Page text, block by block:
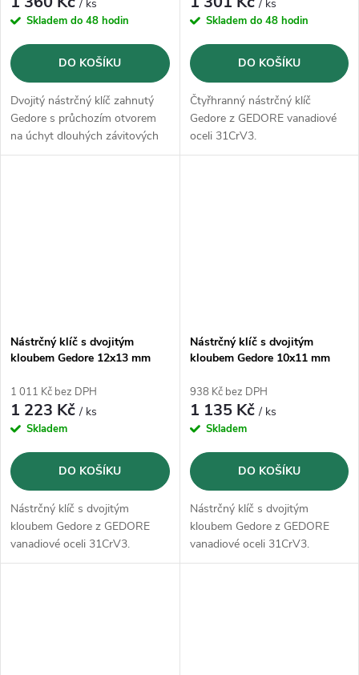
/ ks
Skladem do 48 hodin
DO KOŠÍKU
Dvojitý nástrčný klíč zahnutý
Gedore s průchozím otvorem
na úchyt dlouhých závitových
čepů na zalomené straně.
/ ks
Skladem do 48 hodin
DO KOŠÍKU
Čtyřhranný nástrčný klíč
Gedore z GEDORE vanadiové
oceli 31CrV3.
Nástrčný klíč s dvojitým
kloubem Gedore 12x13 mm
1 011 Kč bez DPH
1 223 Kč/ ks
Skladem
DO KOŠÍKU
Nástrčný klíč s dvojitým
kloubem Gedore z GEDORE
vanadiové oceli 31CrV3.
Nástrčný klíč s dvojitým
kloubem Gedore 10x11 mm
938 Kč bez DPH
1 135 Kč/ ks
Skladem
DO KOŠÍKU
Nástrčný klíč s dvojitým
kloubem Gedore z GEDORE
vanadiové oceli 31CrV3.